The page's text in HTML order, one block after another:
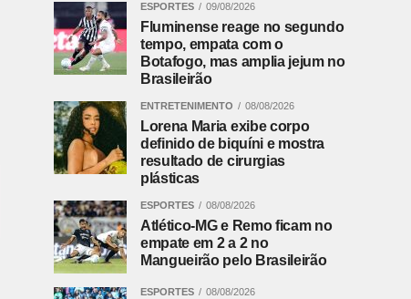
ESPORTES 09/08/2026
Fluminense reage no segundo
tempo, empata com o
Botafogo, mas amplia jejum no
Brasileirão
ENTRETENIMENTO 08/08/2026
Lorena Maria exibe corpo
definido de biquíni e mostra
resultado de cirurgias
plásticas
ESPORTES 08/08/2026
Atlético-MG e Remo ficam no
empate em 2 a 2 no
Mangueirão pelo Brasileirão
ESPORTES 08/08/2026